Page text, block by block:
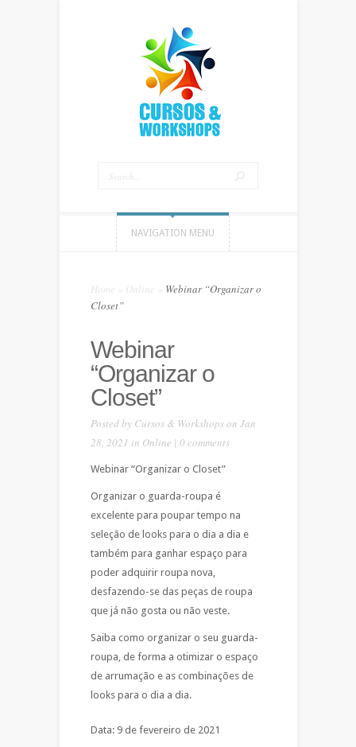
NAVIGATION MENU
Home Online
Webinar “Organizar o
Closet”
Webinar
“Organizar o
Closet”
Posted by Cursos & Workshopson Jan
28, 2021 in Online | 0 comments
Webinar “Organizar o Closet”
Organizar o guarda-roupa é
excelente para poupar tempo na
seleção de looks para o dia a dia e
também para ganhar espaço para
poder adquirir roupa nova,
desfazendo-se das peças de roupa
que já não gosta ou não veste.
Saiba como organizar o seu guarda-
roupa, de forma a otimizar o espaço
de arrumação e as combinações de
looks para o dia a dia.
Data: 9 de fevereiro de 2021